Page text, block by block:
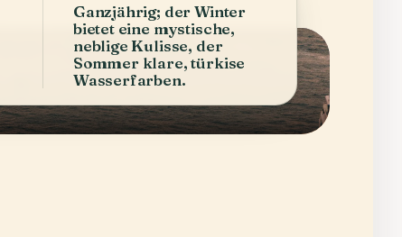
Ganzjährig; der Winter
bietet eine mystische,
neblige Kulisse, der
Sommer klare, türkise
Wasserfarben.